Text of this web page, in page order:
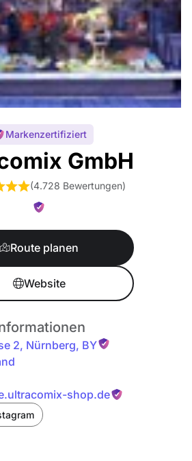
Markenzertifiziert
GmbH
(4.728 Bewertungen)
Route planen
Website
2, Nürnberg, BY
shop.de